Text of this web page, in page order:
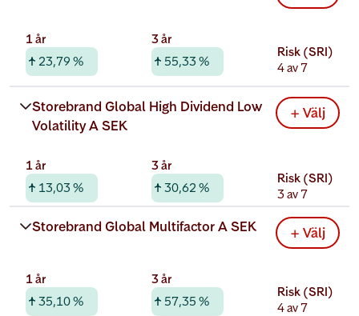
1 år
23,79 %
3 år
55,33 %
Risk (SRI)
4 av 7
0,32 %
Storebrand Global High Dividend Low
Volatility A SEK
+ Välj
1 år
13,03 %
3 år
30,62 %
Risk (SRI)
3 av 7
Rabatterad total kostnad
Storebrand Global Multifactor A SEK + Välj
1 år
35,10 %
3 år
57,35 %
Risk (SRI)
4 av 7